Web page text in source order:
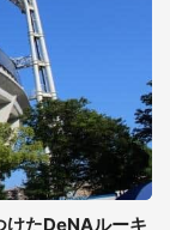
けたDeNAルーキ